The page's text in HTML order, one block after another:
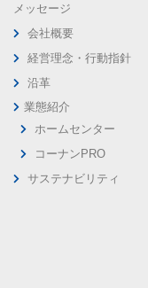
メッセージ
会社概要
経営理念・行動指針
沿革
業態紹介
ホームセンター
コーナンPRO
サステナビリティ